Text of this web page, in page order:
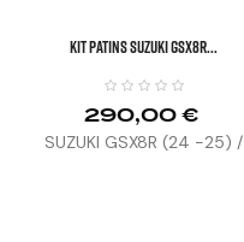
KIT PATINS SUZUKI GSX8R...
290,00 €
SUZUKI GSX8R (24 -25) /